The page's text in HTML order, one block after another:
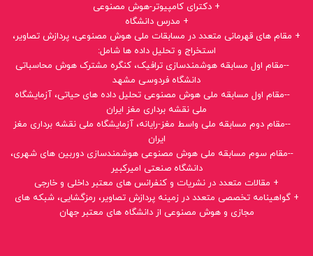
+ دکترای کامپیوتر-هوش مصنوعی
+ مدرس دانشگاه
+ مقام های قهرمانی متعدد در مسابقات ملی هوش مصنوعی، پردازش تصاویر،
استخراج و تحلیل داده ها شامل:
--مقام اول مسابقه هوشمندسازی ترافیک، کنگره مشترک هوش محاسباتی
دانشگاه فردوسی مشهد
--مقام اول مسابقه ملی هوش مصنوعی تحلیل داده های حیاتی، آزمایشگاه
ملی نقشه برداری مغز ایران
--مقام دوم مسابقه ملی واسط مغز-رایانه، آزمایشگاه ملی نقشه برداری مغز
ایران
--مقام سوم مسابقه ملی هوش مصنوعی هوشمندسازی دوربین های شهری،
دانشگاه صنعتی امیرکبیر
+ مقالات متعدد در نشریات و کنفرانس های معتبر داخلی و خارجی
+ گواهینامه تخصصی متعدد در زمینه پردازش تصاویر، رمزگشایی، شبکه های
مجازی و هوش مصنوعی از دانشگاه های معتبر جهان